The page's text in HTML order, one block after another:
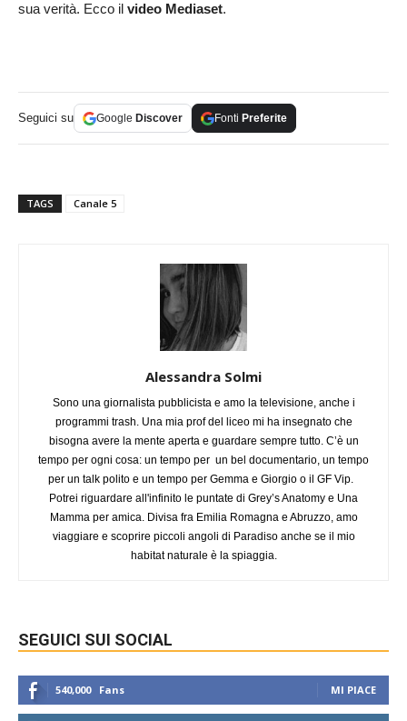
sua verità. Ecco il video Mediaset.
Seguici su Google Discover Fonti Preferite
TAGS Canale 5
Alessandra Solmi
Sono una giornalista pubblicista e amo la televisione, anche i
programmi trash. Una mia prof del liceo mi ha insegnato che
bisogna avere la mente aperta e guardare sempre tutto. C’è un
tempo per ogni cosa: un tempo per un bel documentario, un tempo
per un talk polito e un tempo per Gemma e Giorgio o il GF Vip.
Potrei riguardare all'infinito le puntate di Grey’s Anatomy e Una
Mamma per amica. Divisa fra Emilia Romagna e Abruzzo, amo
viaggiare e scoprire piccoli angoli di Paradiso anche se il mio
habitat naturale è la spiaggia.
SEGUICI SUI SOCIAL
540,000 Fans MI PIACE